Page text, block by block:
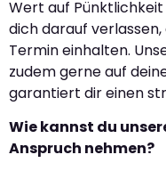
Wert auf
dich darauf
Termin einhalten.
zudem gerne auf
garantiert dir einen
Wie kannst du
Anspruch nehmen?